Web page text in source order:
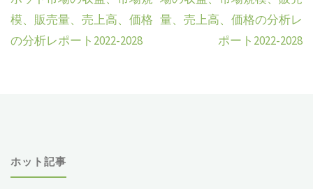
模、販売量、売上高、価格
の分析レポート2022-2028
量、売上高、価格の分析レ
ポート2022-2028
ホット記事